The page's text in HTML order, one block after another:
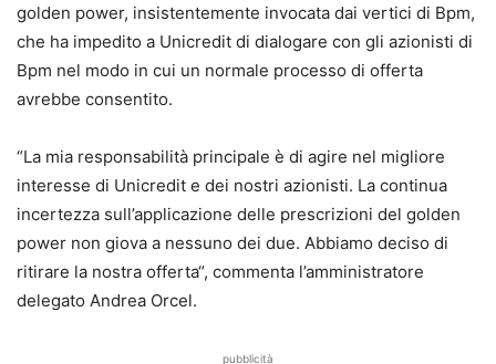
golden power, insistentemente invocata dai vertici di Bpm,
che ha impedito a Unicredit di dialogare con gli azionisti di
Bpm nel modo in cui un normale processo di offerta
avrebbe consentito.
“La mia responsabilità principale è di agire nel migliore
interesse di Unicredit e dei nostri azionisti. La continua
incertezza sull’applicazione delle prescrizioni del golden
power non giova a nessuno dei due. Abbiamo deciso di
ritirare la nostra offerta“, commenta l’amministratore
delegato Andrea Orcel.
pubblicità